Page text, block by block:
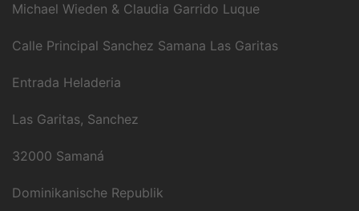
Michael Wieden & Claudia Garrido Luque
Calle Principal Sanchez Samana Las Garitas
Entrada Heladeria
Las Garitas, Sanchez
32000 Samaná
Dominikanische Republik